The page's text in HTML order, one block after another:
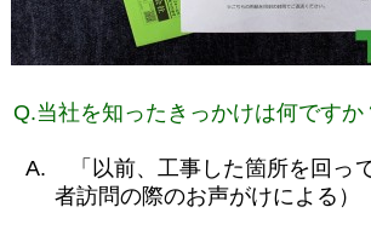
Q.当社を知ったきっかけは何ですか
A.
「以前、工事した箇所を回っ
者訪問の際のお声がけによる）